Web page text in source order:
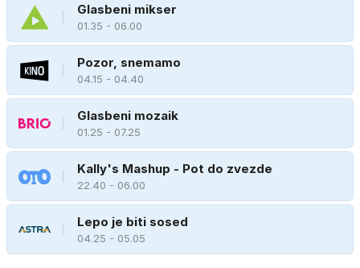
Glasbeni mikser
01.35 - 06.00
Pozor, snemamo
04.15 - 04.40
Glasbeni mozaik
01.25 - 07.25
Kally's Mashup - Pot do zvezde
22.40 - 06.00
Lepo je biti sosed
04.25 - 05.05